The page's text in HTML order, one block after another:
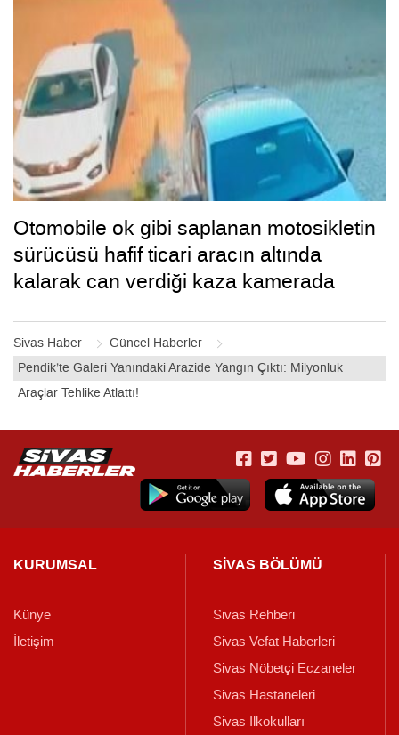
Sivas Haber
Güncel Haberler
Pendik’te Galeri Yanındaki Arazide Yangın Çıktı: Milyonluk
Araçlar Tehlike Atlattı!
Otomobile ok gibi saplanan motosikletin
sürücüsü hafif ticari aracın altında
kalarak can verdiği kaza kamerada
KURUMSAL
Künye
İletişim
SİVAS BÖLÜMÜ
Sivas Rehberi
Sivas Vefat Haberleri
Sivas Nöbetçi Eczaneler
Sivas Hastaneleri
Sivas İlkokulları